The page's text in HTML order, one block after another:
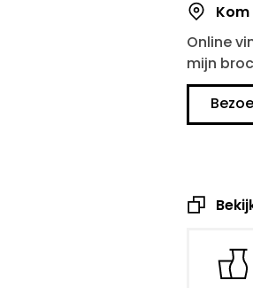
Online
mijn